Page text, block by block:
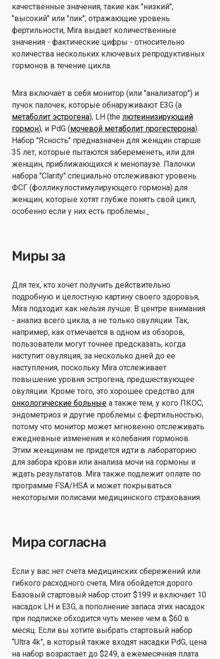
качественные значения, такие как "низкий",
"высокий" или "пик", отражающие уровень
фертильности, Mira выдает количественные
значения - фактические цифры - относительно
количества нескольких ключевых репродуктивных
гормонов в течение цикла.
Mira включает в себя монитор (или "анализатор") и
пучок палочек, которые обнаруживают E3G (a
метаболит эстрогена), LH (the лютеинизирующий
гормон), и PdG (мочевой метаболит прогестерона).
Набор "Ясность" предназначен для женщин старше
35 лет, которые пытаются забеременеть, или для
женщин, приближающихся к менопаузе. Палочки
набора "Clarity" специально отслеживают уровень
ФСГ (фолликулостимулирующего гормона) для
женщин, которые хотят глубже понять свой цикл,
особенно если у них есть проблемы.
Миры за
Для тех, кто хочет получить действительно
подробную и целостную картину своего здоровья,
Mira подходит как нельзя лучше. В центре внимания
- анализ всего цикла, а не только овуляции. Так,
например, как отмечается в одном из обзоров,
пользователи могут точнее предсказать, когда
наступит овуляция, за несколько дней до ее
наступления, поскольку Mira отслеживает
повышение уровня эстрогена, предшествующее
овуляции. Кроме того, это хорошее средство для
онкологические больные а также тем, у кого ПКОС,
эндометриоз и другие проблемы с фертильностью,
потому что монитор может мгновенно отслеживать
ежедневные изменения и колебания гормонов.
Этим женщинам не придется идти в лабораторию
для забора крови или анализа мочи на гормоны и
ждать результатов. Mira также подлежит оплате по
программе FSA/HSA и может покрываться
некоторыми полисами медицинского страхования.
Мира согласна
Если у вас нет счета медицинских сбережений или
гибкого расходного счета, Mira обойдется дорого.
Базовый стартовый набор стоит $199 и включает 10
насадок LH и E3G, а пополнение запаса этих насадок
при подписке обходится чуть менее чем в $60 в
месяц. Если вы хотите выбрать стартовый набор
“Ultra 4k”, в который также входят насадки PdG, цена
на набор возрастает до $249, а ежемесячная плата